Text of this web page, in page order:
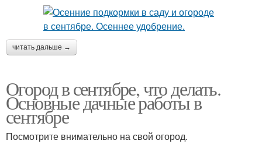
читать дальше →
Огород в сентябре, что делать.
Основные дачные работы в
сентябре
Посмотрите внимательно на свой огород.